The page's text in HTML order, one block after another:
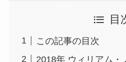
目
この記事の目次
2018年 ウィリアム・